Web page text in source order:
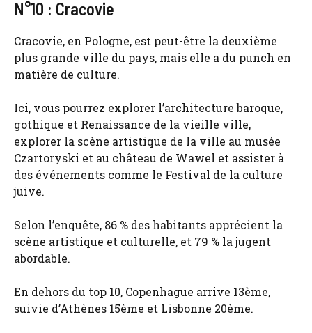
N°10 : Cracovie
Cracovie, en Pologne, est peut-être la deuxième
plus grande ville du pays, mais elle a du punch en
matière de culture.
Ici, vous pourrez explorer l’architecture baroque,
gothique et Renaissance de la vieille ville,
explorer la scène artistique de la ville au musée
Czartoryski et au château de Wawel et assister à
des événements comme le Festival de la culture
juive.
Selon l’enquête, 86 % des habitants apprécient la
scène artistique et culturelle, et 79 % la jugent
abordable.
En dehors du top 10, Copenhague arrive 13ème,
suivie d’Athènes 15ème et Lisbonne 20ème.